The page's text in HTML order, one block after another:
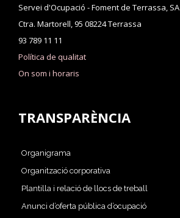
Servei d'Ocupació - Foment de Terrassa, SA
Ctra. Martorell, 95 08224 Terrassa
93 789 11 11
Política de qualitat
On som i horaris
TRANSPARÈNCIA
Organigrama
Organització corporativa
Plantilla i relació de llocs de treball
Anunci d’oferta pública d’ocupació